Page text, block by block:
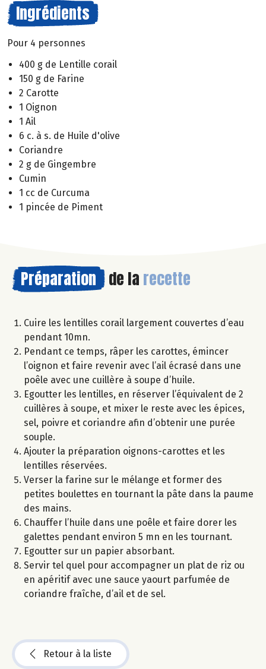
Ingrédients
Pour 4 personnes
400 g de Lentille corail
150 g de Farine
2 Carotte
1 Oignon
1 Ail
6 c. à s. de Huile d'olive
Coriandre
2 g de Gingembre
Cumin
1 cc de Curcuma
1 pincée de Piment
Préparation de la recette
Cuire les lentilles corail largement couvertes d’eau
pendant 10mn.
Pendant ce temps, râper les carottes, émincer
l’oignon et faire revenir avec l’ail écrasé dans une
poêle avec une cuillère à soupe d’huile.
Egoutter les lentilles, en réserver l’équivalent de 2
cuillères à soupe, et mixer le reste avec les épices,
sel, poivre et coriandre afin d’obtenir une purée
souple.
Ajouter la préparation oignons-carottes et les
lentilles réservées.
Verser la farine sur le mélange et former des
petites boulettes en tournant la pâte dans la paume
des mains.
Chauffer l’huile dans une poêle et faire dorer les
galettes pendant environ 5 mn en les tournant.
Egoutter sur un papier absorbant.
Servir tel quel pour accompagner un plat de riz ou
en apéritif avec une sauce yaourt parfumée de
coriandre fraîche, d’ail et de sel.
Retour à la liste